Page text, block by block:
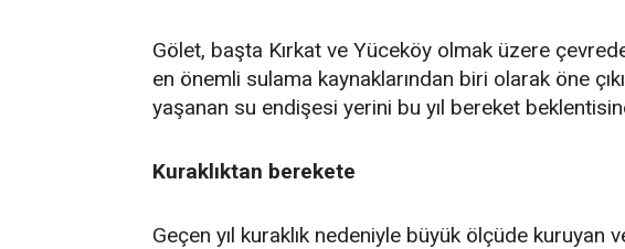
Gölet, başta Kırkat ve Yüceköy olmak üzere
en önemli sulama kaynaklarından biri olarak öne
yaşanan su endişesi yerini bu yıl bereket
Kuraklıktan berekete
Geçen yıl kuraklık nedeniyle büyük ölçüde kuruyan